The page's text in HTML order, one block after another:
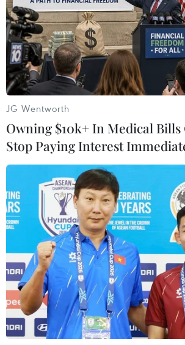
Nghĩa trang liệt sỹ Quốc gia Đường 9
nghỉ của các anh hùng, liệt sỹ đã từng
đấu trên mặt trận Đường 9 và đất bạn
kháng chiến chống Mỹ, cứu nước. (Ảnh:
Người dân thắp hương tưởng nhớ, tri ân
hùng, liệt sỹ tại Nghĩa trang quốc gia
Hiếu/TTXVN)
JG Wentworth
Owning $10k+ In Medical Bills
Stop Paying Interest